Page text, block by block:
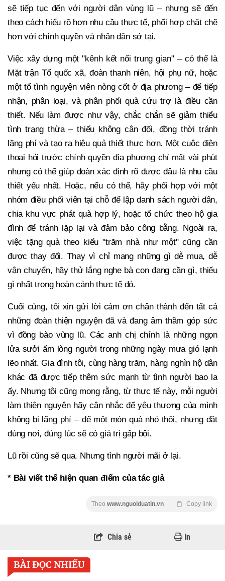
sẽ tiếp tục đến với người dân vùng lũ – nhưng sẽ đến
theo cách hiểu rõ hơn nhu cầu thực tế, phối hợp chặt chẽ
hơn với chính quyền và nhân dân sở tại.
Việc xây dựng một "kênh kết nối trung gian" – có thể là
Mặt trận Tổ quốc xã, đoàn thanh niên, hội phụ nữ, hoặc
một tổ tình nguyện viên nòng cốt ở địa phương – để tiếp
nhận, phân loại, và phân phối quà cứu trợ là điều cần
thiết. Nếu làm được như vậy, chắc chắn sẽ giảm thiểu
tình trạng thừa – thiếu không cân đối, đồng thời tránh
lãng phí và tạo ra hiệu quả thiết thực hơn. Một cuộc điện
thoại hỏi trước chính quyền địa phương chỉ mất vài phút
nhưng có thể giúp đoàn xác định rõ được đâu là nhu cầu
thiết yếu nhất. Hoặc, nếu có thể, hãy phối hợp với một
nhóm điều phối viên tại chỗ để lập danh sách người dân,
chia khu vực phát quà hợp lý, hoặc tổ chức theo hộ gia
đình để tránh lặp lại và đảm bảo công bằng. Ngoài ra,
việc tặng quà theo kiểu "trăm nhà như một" cũng cần
được thay đổi. Thay vì chỉ mang những gì dễ mua, dễ
vận chuyển, hãy thử lắng nghe bà con đang cần gì, thiếu
gì nhất trong hoàn cảnh thực tế đó.
Cuối cùng, tôi xin gửi lời cảm ơn chân thành đến tất cả
những đoàn thiện nguyện đã và đang âm thầm góp sức
vì đồng bào vùng lũ. Các anh chị chính là những ngọn
lửa sưởi ấm lòng người trong những ngày mưa gió lạnh
lẽo nhất. Gia đình tôi, cùng hàng trăm, hàng nghìn hộ dân
khác đã được tiếp thêm sức mạnh từ tình người bao la
ấy. Nhưng tôi cũng mong rằng, từ thực tế này, mỗi người
làm thiện nguyện hãy cân nhắc để yêu thương của mình
không bị lãng phí – để một món quà nhỏ thôi, nhưng đặt
đúng nơi, đúng lúc sẽ có giá trị gấp bội.
Lũ rồi cũng sẽ qua. Nhưng tình người mãi ở lại.
* Bài viết thể hiện quan điểm của tác giả
Theo www.nguoiduatin.vn Copy link
Chia sẻ In
BÀI ĐỌC NHIỀU